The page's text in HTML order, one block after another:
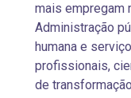
mais empregam
Administração
humana e
profissionais,
de